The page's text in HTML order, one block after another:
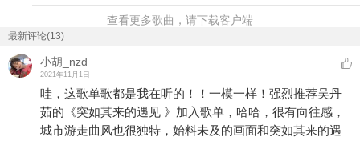
查看更多歌曲，请下载客户端
最新评论(13)
小胡_nzd
2021年11月1日
哇，这歌单歌都是我在听的！！一模一样！强烈推荐吴丹
茹的《突如其来的遇见 》加入歌单，哈哈，很有向往感，
城市游走曲风也很独特，始料未及的画面和突如其来的遇